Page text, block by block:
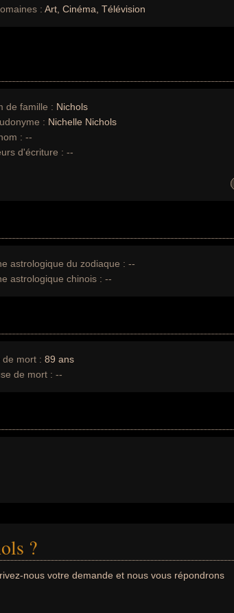
: Art, Cinéma, Télévision
de famille : Nichols
: Nichelle Nichols
: --
d'écriture : --
astrologique du zodiaque : --
astrologique chinois : --
de mort : 89 ans
de mort : --
?
nous votre demande et nous vous répondrons